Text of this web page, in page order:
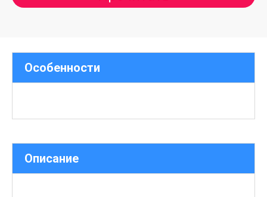
Особенности
Описание